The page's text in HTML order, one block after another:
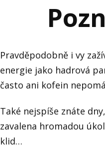
Pravděpodobně i vy
energie jako hadrová
často ani kofein
Také nejspíše znáte
zavalena hromadou
klid…